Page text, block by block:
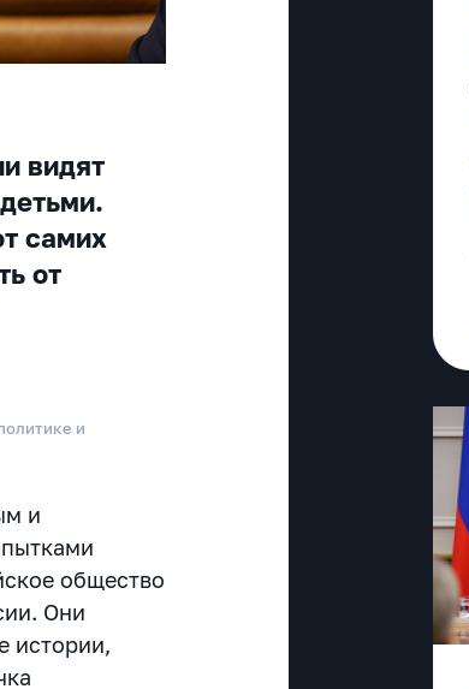
видят
самих
от
и
и
общество
Они
истории,